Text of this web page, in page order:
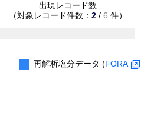
出現レコード数
（対象レコード件数： 2 / 6 件）
再解析塩分データ (FORA